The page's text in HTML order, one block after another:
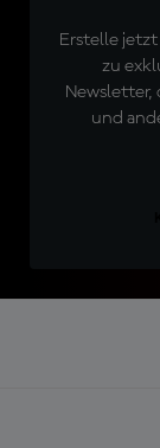
Erstelle
zu
und